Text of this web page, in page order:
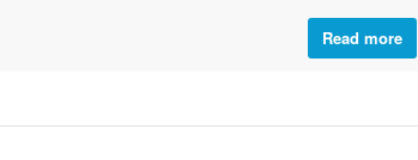
Read more